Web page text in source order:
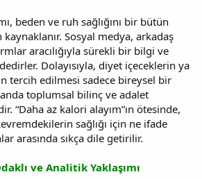
beden ve ruh sağlığını bir bütün
Sosyal medya, arkadaş
aracılığıyla sürekli bir bilgi ve
Dolayısıyla, diyet içeceklerin ya
tercih edilmesi sadece bireysel bir
toplumsal bilinç ve adalet
“Daha az kalori alayım”ın ötesinde,
sağlığı için ne ifade
arasında sıkça dile getirilir.
ve Analitik Yaklaşımı